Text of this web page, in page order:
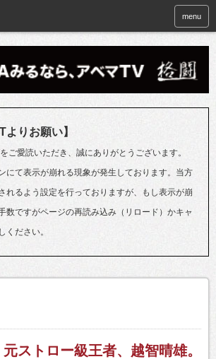
menu
よりお願い】
ご愛読いただき、誠にありがとうございます。
にて表示が崩れる現象が発生しております。当方
れるよう設定を行っておりますが、もし表示が崩
数ですがページの再読み込み（リロード）かキャ
ください。
元ストロー級王者、越智晴雄。